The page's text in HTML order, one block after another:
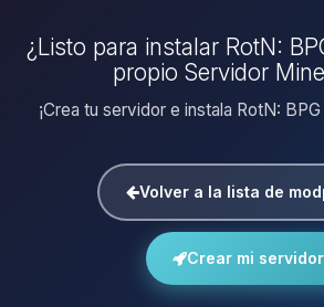
¿Listo para instalar RotN:
propio Servidor
¡Crea tu servidor e instala RotN:
Volver a la lista de
Crear mi servidor